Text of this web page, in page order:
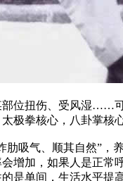
扭伤、受风湿……可
极拳核心，八卦掌核
气、顺其自然”，
增加，如果人是正
是单间，生活水平